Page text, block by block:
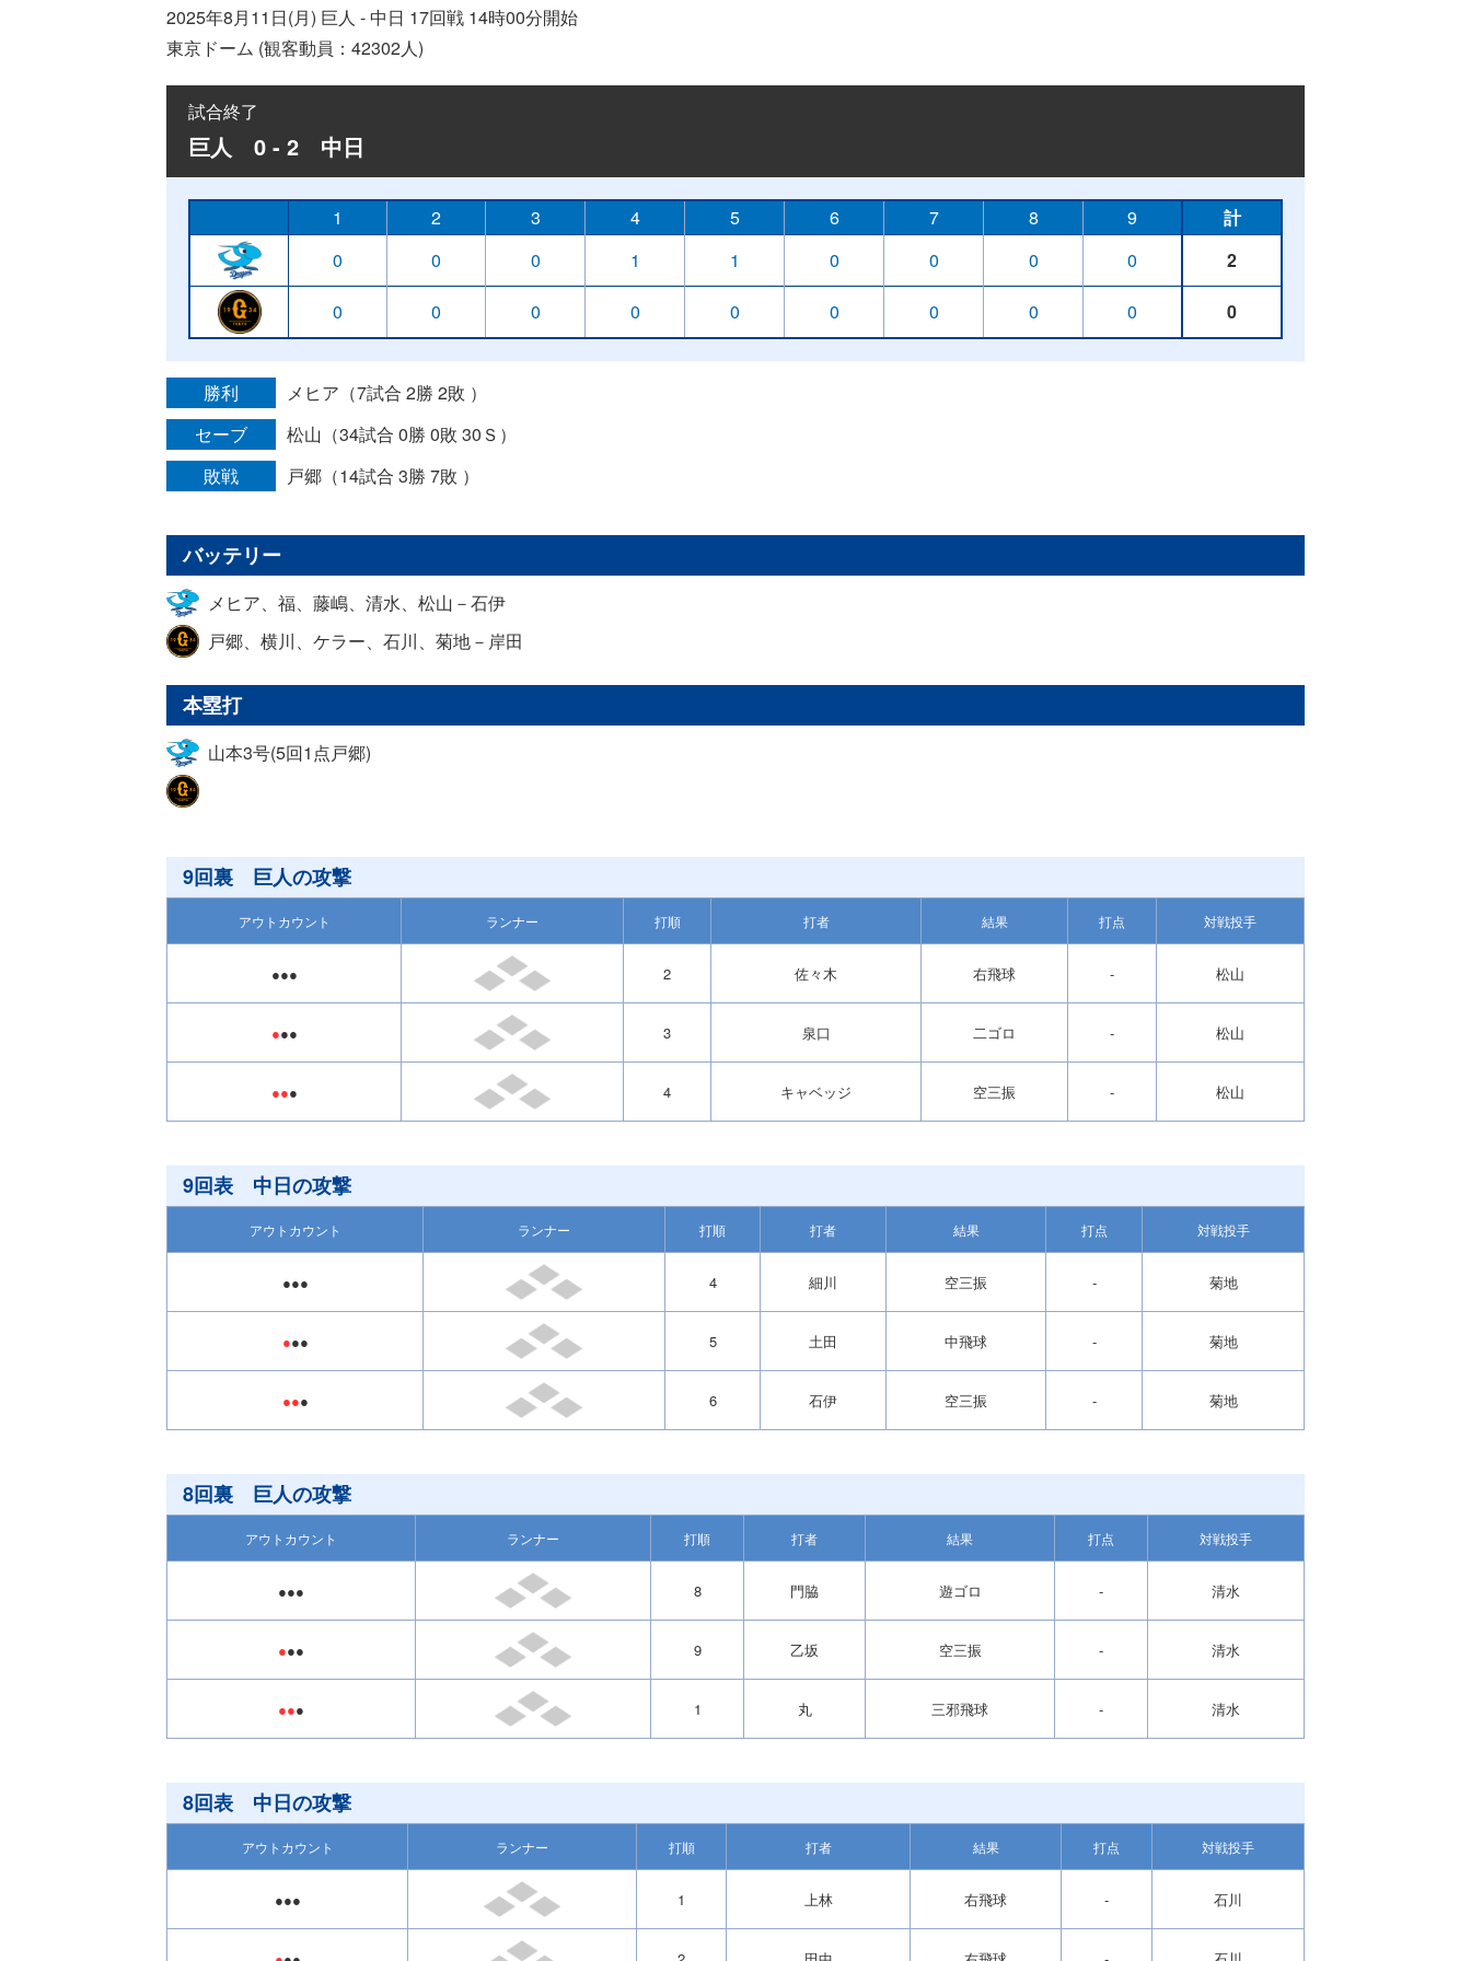
2025年8月11日(月) 巨人 - 中日 17回戦 14時00分開始
東京ドーム (観客動員：42302人)
試合終了
巨人 0 - 2 中日
1 2 3 4 5 6 7 8 9
計
0
0 0 1 1 0 0 0 0 2
0 0 0 0 0 0 0 0 0 0
勝利
メヒア（7試合 2勝 2敗 ）
セーブ
松山（34試合 0勝 0敗 30Ｓ）
敗戦
戸郷（14試合 3勝 7敗 ）
バッテリー
メヒア、福、藤嶋、清水、松山－石伊
戸郷、横川、ケラー、石川、菊地－岸田
本塁打
山本3号(5回1点戸郷)
9回裏 巨人の攻撃
アウトカウント ランナー 打順 打者 結果 打点 対戦投手
●●● 2 佐々木 右飛球 - 松山
●●● 3 泉口 二ゴロ - 松山
●●● 4 キャベッジ 空三振 - 松山
9回表 中日の攻撃
アウトカウント ランナー 打順 打者 結果 打点 対戦投手
●●● 4 細川 空三振 - 菊地
●●● 5 土田 中飛球 - 菊地
●●● 6 石伊 空三振 - 菊地
8回裏 巨人の攻撃
アウトカウント ランナー 打順 打者 結果 打点 対戦投手
●●● 8 門脇 遊ゴロ - 清水
●●● 9 乙坂 空三振 - 清水
●●● 1 丸 三邪飛球 - 清水
8回表 中日の攻撃
アウトカウント ランナー 打順 打者 結果 打点 対戦投手
●●● 1 上林 右飛球 - 石川